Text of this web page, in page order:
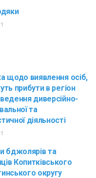
щодо виявлення осіб,
прибути в регіон
диверсійно-
та
діяльності
бджолярів та
Копитківського
округу